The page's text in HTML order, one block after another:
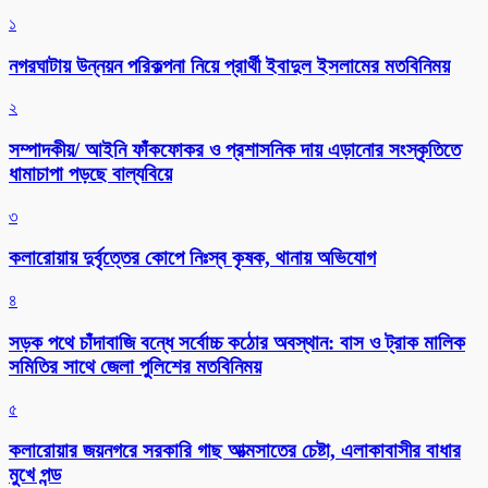
১
নগরঘাটায় উন্নয়ন পরিকল্পনা নিয়ে প্রার্থী ইবাদুল ইসলামের মতবিনিময়
২
সম্পাদকীয়/ আইনি ফাঁকফোকর ও প্রশাসনিক দায় এড়ানোর সংস্কৃতিতে
ধামাচাপা পড়ছে বাল্যবিয়ে
৩
কলারোয়ায় দুর্বৃত্তের কোপে নিঃস্ব কৃষক, থানায় অভিযোগ
৪
সড়ক পথে চাঁদাবাজি বন্ধে সর্বোচ্চ কঠোর অবস্থান: বাস ও ট্রাক মালিক
সমিতির সাথে জেলা পুলিশের মতবিনিময়
৫
কলারোয়ার জয়নগরে সরকারি গাছ আত্মসাতের চেষ্টা, এলাকাবাসীর বাধার
মুখে পন্ড